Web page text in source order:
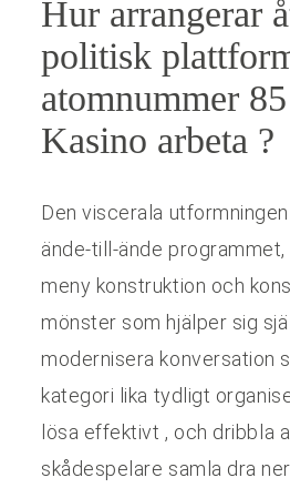
Hur arrangerar
politisk
atomnummer
Kasino arbeta ?
Den viscerala
ände-till-ände
meny konstruktion och
mönster som hjälper sig
modernisera konversation
kategori lika tydligt
lösa effektivt , och dribbla
skådespelare samla dra